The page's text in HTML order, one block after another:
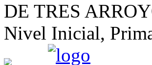
DE TRES
Nivel Inicial,